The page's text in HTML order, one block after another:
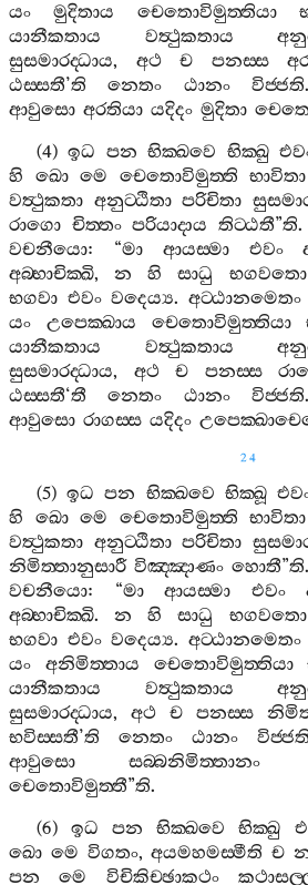
යං
මුදිතාය චෙතොවිමුත‍්තියා
යානීකතාය
වත්‍ථුකතාය
සුසමාරද‍්ධාය, අථ ච පනස‍්ස
ඨස‍්සතී’ති නෙතං ඨානං විජ‍්ජති
ආවුසො අරතියා යදිදං මුදිතා
(4)ඉධ පන භික‍්ඛවෙ භික‍්ඛු
හි
ඛො මෙ චෙතොවිමුත‍්ති භාවිතා
වත්‍ථුකතා අනුට‍්ඨිතා පරිචිතා
රාගො චිත‍්තං පරියාදාය තිට‍්ඨතී”ති.
වචනීයො: “මා ආයස‍්මා එවං
අබ‍්භාචික‍්ඛි,න හි සාධු භගවතො
භගවා එවං වදෙය්‍ය. අට‍්ඨානමෙතං
යං
උපෙක‍්ඛාය චෙතොවිමුත‍්තියා
යානීකතාය
වත්‍ථුකතාය
සුසමාරද‍්ධාය, අථ ච පනස‍්ස
ඨස‍්සතී‘තී නෙතං ඨානං විජ‍්ජති
ආවුසො රාගස‍්ස යදිදං
24
(5) ඉධ පන භික‍්ඛවෙ භික‍්ඛූ
හි
ඛො මෙ චෙතොවිමුත‍්ති භාවිතා
වත්‍ථුකතා අනුට‍්ඨිතා පරිචිතා
නිමිත‍්තානුසාරී විඤ‍්ඤාණං හොතී”ති.
වචනීයො: “මා ආයස‍්මා එවං
අබ‍්භාචික‍්ඛි.න හි සාධු භගවතො
භගවා එවං වදෙය්‍ය. අට‍්ඨානමෙතං
යං
අනිමිත‍්තාය චෙතොවිමුත‍්තියා
යානීකතාය
වත්‍ථුකතාය
සුසමාරද‍්ධාය, අථ ච පනස‍්ස
භවිස‍්සතී’ති නෙතං ඨානං විජ‍්ජති
ආවුසො
සබ‍්බනිමිත‍්තානං
චෙතොවිමුත‍්තී”ති.
(6) ඉධ පන භික‍්ඛවෙ භික‍්ඛු
ඛො මෙ විගතං,අයමහමස‍්මීති ච
පන
මෙ විචිකිච‍්ඡාකථං